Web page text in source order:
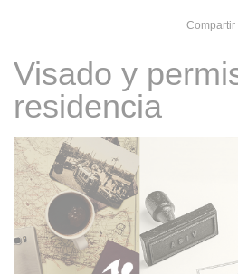
Compartir
Visado y
residencia